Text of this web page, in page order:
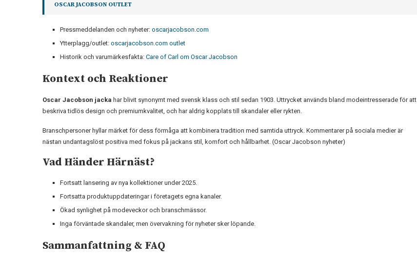
OSCAR JACOBSON OUTLET
Pressmeddelanden och nyheter: oscarjacobson.com
Ytterplagg/outlet: oscarjacobson.com outlet
Historik och varumärkesfakta: Care of Carl om Oscar Jacobson
Kontext och Reaktioner
Oscar Jacobson jacka har blivit synonymt med svensk klass och stil sedan 1903. Uttrycket används bland modeintresserade för att
beskriva tidlös design och premiumkvalitet, och har aldrig kopplats till skandaler eller rykten.
Branschpersoner hyllar märket för dess förmåga att kombinera tradition med samtida uttryck. Kommentarer på sociala medier är
nästan undantagslöst positiva med fokus på jackans stil, komfort och hållbarhet. (Oscar Jacobson nyheter)
Vad Händer Härnäst?
Fortsatt lansering av nya kollektioner under 2025.
Fortsatta produktuppdateringar i företagets egna kanaler.
Ökad synlighet på modeveckor och branschmässor.
Inga förväntade skandaler, men övervakning för nyheter sker löpande.
Sammanfattning & FAQ